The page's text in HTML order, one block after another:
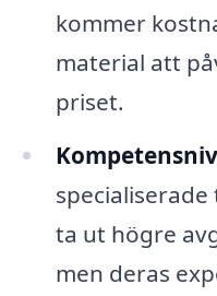
kommer
material att
priset.
ta ut högre
men deras